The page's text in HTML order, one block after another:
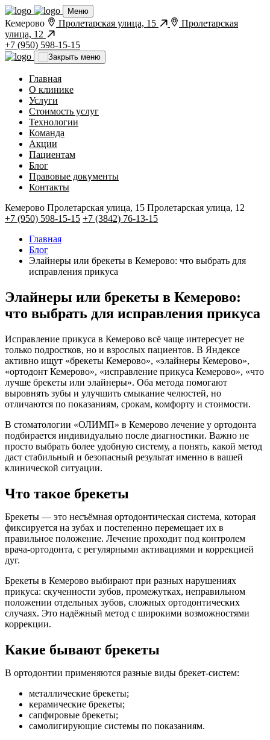
Меню
Кемерово Пролетарская улица, 15
Пролетарская
улица, 12
+7 (950) 598-15-15
Главная
О клинике
Услуги
Стоимость услуг
Технологии
Команда
Акции
Пациентам
Блог
Правовые документы
Контакты
Кемерово Пролетарская улица, 15 Пролетарская улица, 12
+7 (950) 598-15-15 +7 (3842) 76-13-15
Главная
Блог
Элайнеры или брекеты в Кемерово: что выбрать для
исправления прикуса
Элайнеры или брекеты в Кемерово:
что выбрать для исправления прикуса
Исправление прикуса в Кемерово всё чаще интересует не
только подростков, но и взрослых пациентов. В Яндексе
активно ищут «брекеты Кемерово», «элайнеры Кемерово»,
«ортодонт Кемерово», «исправление прикуса Кемерово», «что
лучше брекеты или элайнеры». Оба метода помогают
выровнять зубы и улучшить смыкание челюстей, но
отличаются по показаниям, срокам, комфорту и стоимости.
В стоматологии «ОЛИМП» в Кемерово лечение у ортодонта
подбирается индивидуально после диагностики. Важно не
просто выбрать более удобную систему, а понять, какой метод
даст стабильный и безопасный результат именно в вашей
клинической ситуации.
Что такое брекеты
Брекеты — это несъёмная ортодонтическая система, которая
фиксируется на зубах и постепенно перемещает их в
правильное положение. Лечение проходит под контролем
врача-ортодонта, с регулярными активациями и коррекцией
дуг.
Брекеты в Кемерово выбирают при разных нарушениях
прикуса: скученности зубов, промежутках, неправильном
положении отдельных зубов, сложных ортодонтических
случаях. Это надёжный метод с широкими возможностями
коррекции.
Какие бывают брекеты
В ортодонтии применяются разные виды брекет-систем:
металлические брекеты;
керамические брекеты;
сапфировые брекеты;
самолигирующие системы по показаниям.